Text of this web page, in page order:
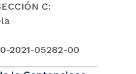
C:
2021-05282-00